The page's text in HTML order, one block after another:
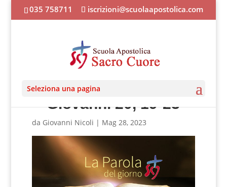
035 758711 iscrizioni@scuolaapostolica.com
Seleziona una pagina
28 Maggio 2023
Giovanni 20, 19-23
da Giovanni Nicoli | Mag 28, 2023